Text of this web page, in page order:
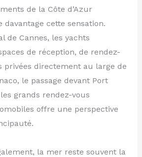
de la Côte d’Azur
davantage cette sensation.
de Cannes, les yachts
de réception, de rendez-
privées directement au large de
le passage devant Port
grands rendez-vous
offre une perspective
la mer reste souvent la